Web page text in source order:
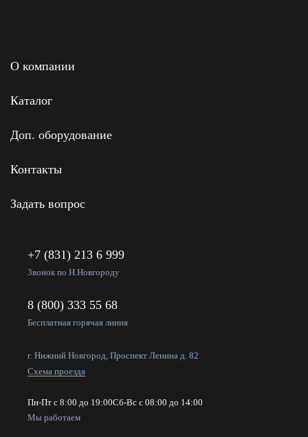
О компании
Каталог
Доп. оборудование
Контакты
Задать вопрос
+7 (831) 213 6 999
Звонок по Н.Новгороду
8 (800) 333 55 68
Бесплатная горячая линия
г. Нижний Новгород, Проспект Ленина д. 82
Схема проезда
Пн-Пт с 8:00 до 19:00Сб-Вс с 08:00 до 14:00
Мы работаем